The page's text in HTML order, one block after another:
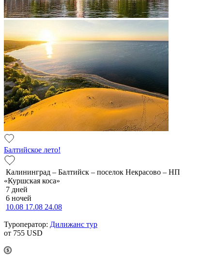
Балтийское лето!
Калининград – Балтийск – поселок Некрасово – НП
«Куршская коса»
7 дней
6 ночей
10.08 17.08 24.08
Туроператор: Дилижанс тур
от 755 USD